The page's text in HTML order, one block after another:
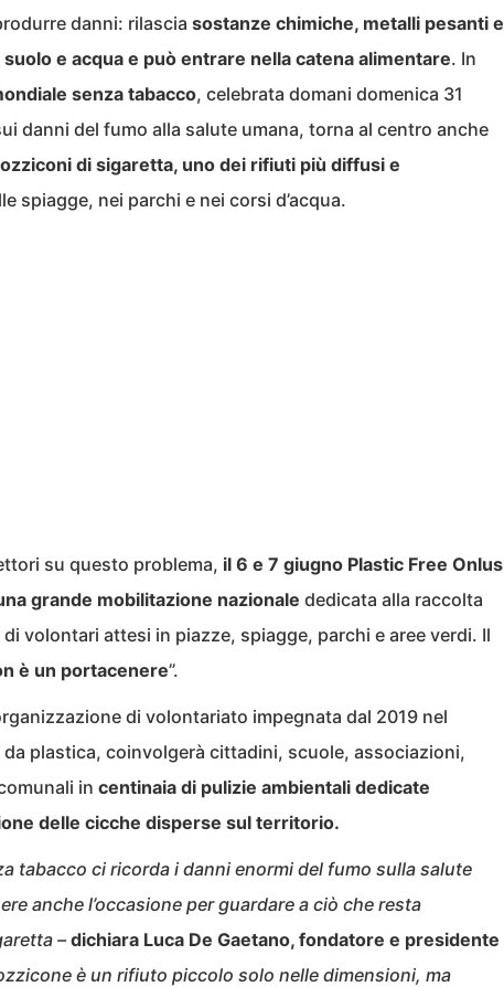
danni: rilascia sostanze chimiche, metalli pesanti e
e acqua e può entrare nella catena alimentare. In
senza tabacco, celebrata domani domenica 31
danni del fumo alla salute umana, torna al centro anche
di sigaretta, uno dei rifiuti più diffusi e
spiagge, nei parchi e nei corsi d’acqua.
su questo problema, il 6 e 7 giugno Plastic Free Onlus
grande mobilitazione nazionale dedicata alla raccolta
volontari attesi in piazze, spiagge, parchi e aree verdi. Il
è un portacenere”.
di volontariato impegnata dal 2019 nel
plastica, coinvolgerà cittadini, scuole, associazioni,
in centinaia di pulizie ambientali dedicate
delle cicche disperse sul territorio.
tabacco ci ricorda i danni enormi del fumo sulla salute
anche l’occasione per guardare a ciò che resta
–dichiara Luca De Gaetano, fondatore e presidente
è un rifiuto piccolo solo nelle dimensioni, ma